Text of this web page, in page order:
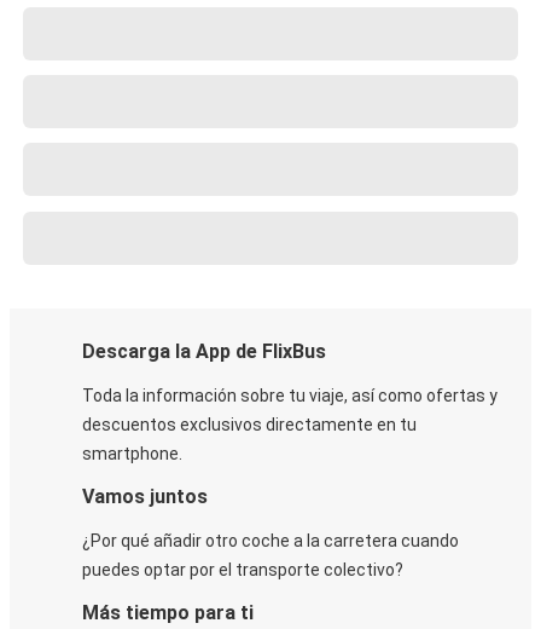
Descarga la App de FlixBus
Toda la información sobre tu viaje, así como ofertas y
descuentos exclusivos directamente en tu
smartphone.
Vamos juntos
¿Por qué añadir otro coche a la carretera cuando
puedes optar por el transporte colectivo?
Más tiempo para ti